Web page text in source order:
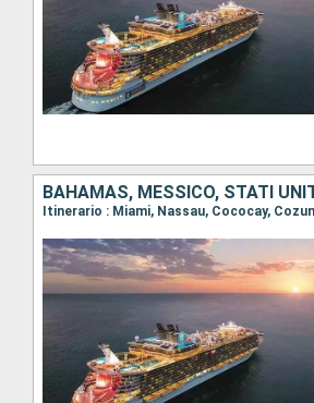
BAHAMAS, MESSICO, STATI
Itinerario : Miami, Nassau, Cococay,